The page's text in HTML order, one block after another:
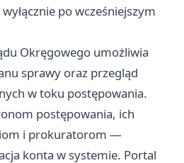
po wcześniejszym
Okręgowego umożliwia
sprawy oraz przegląd
w toku postępowania.
postępowania, ich
i prokuratorom —
konta w systemie. Portal